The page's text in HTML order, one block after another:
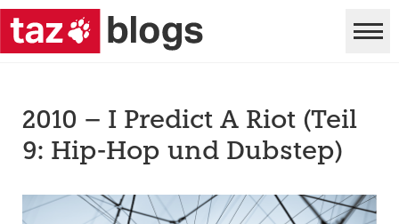
2010 – I Predict A Riot (Teil
9: Hip-Hop und Dubstep)